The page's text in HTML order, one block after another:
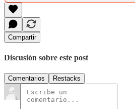
Compartir
Discusión sobre este post
Comentarios Restacks